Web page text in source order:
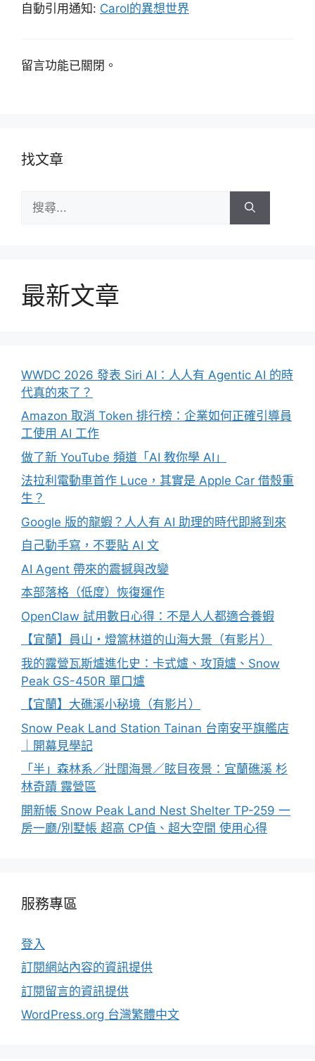
自動引用通知: Carol的異想世界
留言功能已關閉。
找文章
尋:
最新文章
WWDC 2026 發表 Siri AI：人人有 Agentic AI 的時
代真的來了？
Amazon 取消 Token 排行榜：企業如何正確引導員
工使用 AI 工作
做了新 YouTube 頻道「AI 教你學 AI」
法拉利電動車首作 Luce，其實是 Apple Car 借殼重
生？
Google 版的龍蝦？人人有 AI 助理的時代即將到來
自己動手寫，不要貼 AI 文
AI Agent 帶來的震撼與改變
本部落格（低度）恢復運作
OpenClaw 試用數日心得：不是人人都適合養蝦
【宜蘭】員山・燈篙林道的山海大景（有影片）
我的露營瓦斯爐進化史：卡式爐、攻頂爐、Snow
Peak GS-450R 單口爐
【宜蘭】大礁溪小秘境（有影片）
Snow Peak Land Station Tainan 台南安平旗艦店
｜開幕見學記
「半」森林系／壯闊海景／眩目夜景：宜蘭礁溪 杉
林奇蹟 露營區
開新帳 Snow Peak Land Nest Shelter TP-259 一
房一廳/別墅帳 超高 CP值、超大空間 使用心得
服務專區
登入
訂閱網站內容的資訊提供
訂閱留言的資訊提供
WordPress.org 台灣繁體中文